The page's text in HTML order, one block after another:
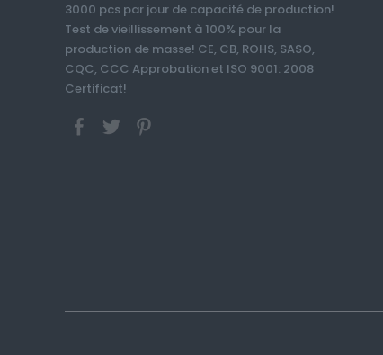
3000 pcs par jour de capacité de production!
Test de vieillissement à 100% pour la
production de masse! CE, CB, ROHS, SASO,
CQC, CCC Approbation et ISO 9001: 2008
Certificat!